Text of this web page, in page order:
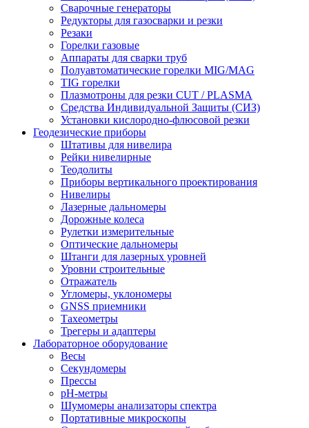
Сварочные генераторы
Редукторы для газосварки и резки
Резаки
Горелки газовые
Аппараты для сварки труб
Полуавтоматические горелки MIG/MAG
TIG горелки
Плазмотроны для резки CUT / PLASMA
Средства Индивидуальной Защиты (СИЗ)
Установки кислородно-флюсовой резки
Геодезические приборы
Штативы для нивелира
Рейки нивелирные
Теодолиты
Приборы вертикального проектирования
Нивелиры
Лазерные дальномеры
Дорожные колеса
Рулетки измерительные
Оптические дальномеры
Штанги для лазерных уровней
Уровни строительные
Отражатель
Угломеры, уклономеры
GNSS приемники
Тахеометры
Трегеры и адаптеры
Лабораторное оборудование
Весы
Секундомеры
Прессы
pH-метры
Шумомеры анализаторы спектра
Портативные микроскопы